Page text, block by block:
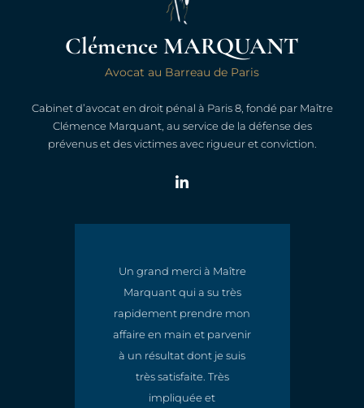
Clémence MARQUANT
Avocat au Barreau de Paris
Cabinet d’avocat en droit pénal à Paris 8, fondé par Maître
Clémence Marquant, au service de la défense des
prévenus et des victimes avec rigueur et conviction.
Un grand merci à Maître
Marquant qui a su très
rapidement prendre mon
affaire en main et parvenir
à un résultat dont je suis
très satisfaite. Très
impliquée et